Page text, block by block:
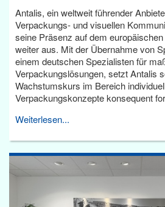
Antalis, ein weltweit führender
Verpackungs- und visuellen
seine Präsenz auf dem
weiter aus. Mit der Übernahme von
einem deutschen Spezialisten für
Verpackungslösungen, setzt Antalis
Wachstumskurs im Bereich
Verpackungskonzepte konsequent
Weiterlesen...